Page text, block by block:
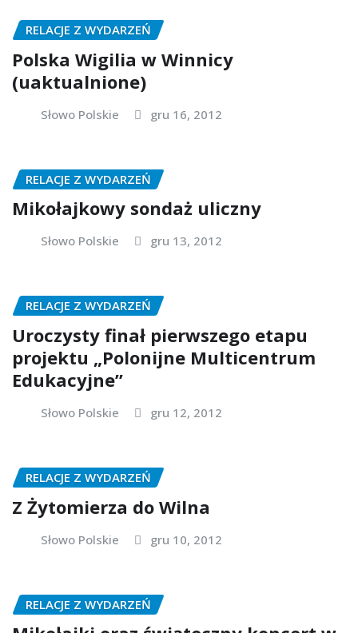
RELACJE Z WYDARZEŃ
Polska Wigilia w Winnicy
(uaktualnione)
Słowo Polskie gru 16, 2012
RELACJE Z WYDARZEŃ
Mikołajkowy sondaż uliczny
Słowo Polskie gru 13, 2012
RELACJE Z WYDARZEŃ
Uroczysty finał pierwszego etapu
projektu „Polonijne Multicentrum
Edukacyjne”
Słowo Polskie gru 12, 2012
RELACJE Z WYDARZEŃ
Z Żytomierza do Wilna
Słowo Polskie gru 10, 2012
RELACJE Z WYDARZEŃ